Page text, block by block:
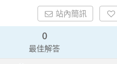
站內簡訊
0
最佳解答